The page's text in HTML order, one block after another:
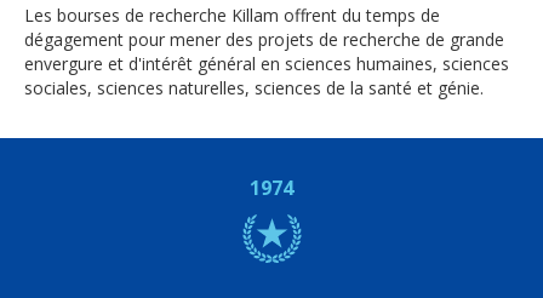
Les bourses de recherche Killam offrent du temps de
dégagement pour mener des projets de recherche de grande
envergure et d'intérêt général en sciences humaines, sciences
sociales, sciences naturelles, sciences de la santé et génie.
1974